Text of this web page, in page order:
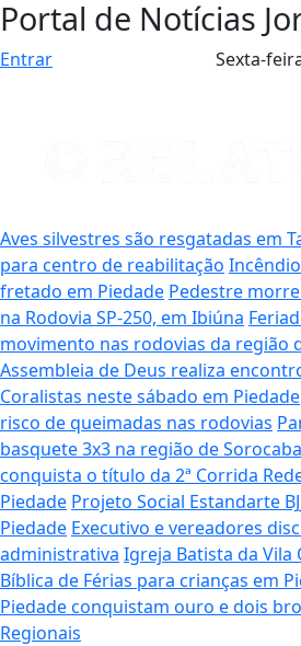
Portal de Notícias
Entrar Sexta-
Aves silvestres são resgatadas em
para centro de reabilitação
fretado em Piedade Pedestre
na Rodovia SP-250, em Ibiúna
movimento nas rodovias da região
Assembleia de Deus realiza
Coralistas neste sábado em Piedade
risco de queimadas nas rodovias
basquete 3x3 na região de Sorocaba
conquista o título da 2ª Corrida
Piedade Projeto Social Estandarte
Piedade Executivo e vereadores
administrativa Igreja Batista da Vila
Bíblica de Férias para crianças em
Piedade conquistam ouro e dois
Regionais